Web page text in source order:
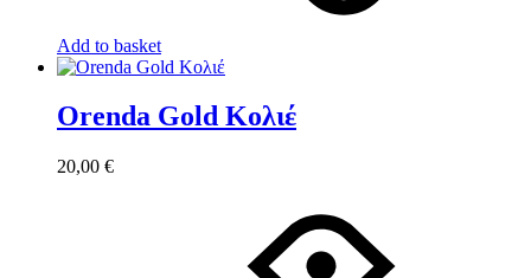
Add to basket
Orenda Gold Κολιέ
20,00 €